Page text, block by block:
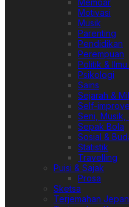
Memoar
Motivasi
Musik
Parenting
Pendidikan
Perempuan
Politik &
Psikologi
Sains
Sejarah &
Self-
Seni, Musik,
Sepak Bola
Sosial &
Statistik
Travelling
Puisi & Sajak
Prosa
Sketsa
Terjemahan